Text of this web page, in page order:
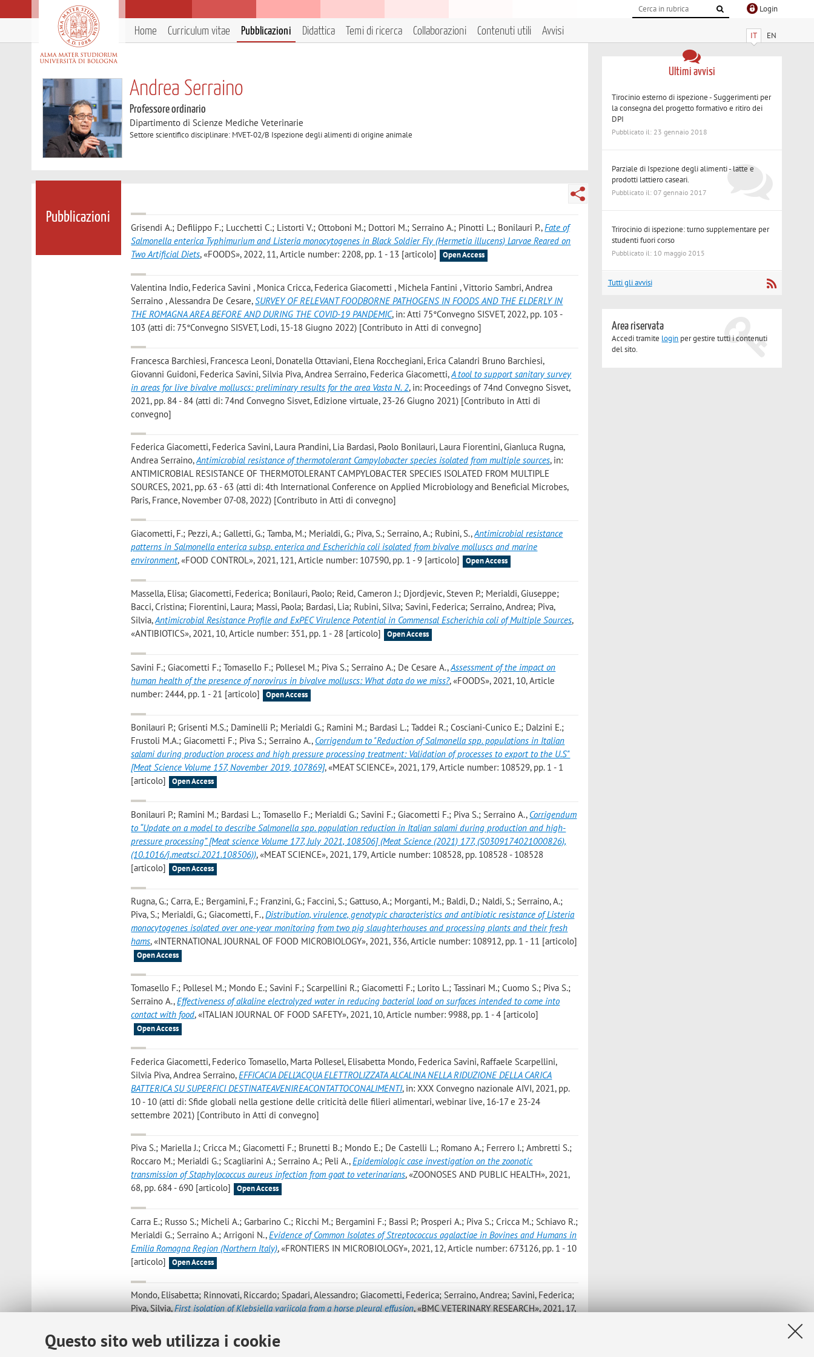
Questo sito web utilizza i cookie
Login
IT EN
Home Curriculum vitae Pubblicazioni Didattica Temi di ricerca Collaborazioni Contenuti utili Avvisi
Andrea Serraino
Professore ordinario
Dipartimento di Scienze Mediche Veterinarie
Settore scientifico disciplinare: MVET-02/B Ispezione degli alimenti di origine animale
Pubblicazioni
Grisendi A.; Defilippo F.; Lucchetti C.; Listorti V.; Ottoboni M.; Dottori M.; Serraino A.; Pinotti L.; Bonilauri P.,Fate of
Salmonella enterica Typhimurium and Listeria monocytogenes in Black Soldier Fly (Hermetia illucens) Larvae Reared on
Two Artificial Diets, «FOODS», 2022, 11, Article number: 2208, pp. 1 - 13 [articolo] Open Access
Valentina Indio, Federica Savini , Monica Cricca, Federica Giacometti , Michela Fantini , Vittorio Sambri, Andrea
Serraino , Alessandra De Cesare,SURVEY OF RELEVANT FOODBORNE PATHOGENS IN FOODS AND THE ELDERLY IN
THE ROMAGNA AREA BEFORE AND DURING THE COVID-19 PANDEMIC, in: Atti 75°Convegno SISVET, 2022, pp. 103 -
103 (atti di: 75°Convegno SISVET, Lodi, 15-18 Giugno 2022) [Contributo in Atti di convegno]
Francesca Barchiesi, Francesca Leoni, Donatella Ottaviani, Elena Rocchegiani, Erica Calandri Bruno Barchiesi,
Giovanni Guidoni, Federica Savini, Silvia Piva, Andrea Serraino, Federica Giacometti,A tool to support sanitary survey
in areas for live bivalve molluscs: preliminary results for the area Vasta N. 2, in: Proceedings of 74nd Convegno Sisvet,
2021, pp. 84 - 84 (atti di: 74nd Convegno Sisvet, Edizione virtuale, 23-26 Giugno 2021) [Contributo in Atti di
convegno]
Federica Giacometti, Federica Savini, Laura Prandini, Lia Bardasi, Paolo Bonilauri, Laura Fiorentini, Gianluca Rugna,
Andrea Serraino,Antimicrobial resistance of thermotolerant Campylobacter species isolated from multiple sources, in:
ANTIMICROBIAL RESISTANCE OF THERMOTOLERANT CAMPYLOBACTER SPECIES ISOLATED FROM MULTIPLE
SOURCES, 2021, pp. 63 - 63 (atti di: 4th International Conference on Applied Microbiology and Beneficial Microbes,
Paris, France, November 07-08, 2022) [Contributo in Atti di convegno]
Giacometti, F.; Pezzi, A.; Galletti, G.; Tamba, M.; Merialdi, G.; Piva, S.; Serraino, A.; Rubini, S.,Antimicrobial resistance
patterns in Salmonella enterica subsp. enterica and Escherichia coli isolated from bivalve molluscs and marine
environment, «FOOD CONTROL», 2021, 121, Article number: 107590, pp. 1 - 9 [articolo] Open Access
Massella, Elisa; Giacometti, Federica; Bonilauri, Paolo; Reid, Cameron J.; Djordjevic, Steven P.; Merialdi, Giuseppe;
Bacci, Cristina; Fiorentini, Laura; Massi, Paola; Bardasi, Lia; Rubini, Silva; Savini, Federica; Serraino, Andrea; Piva,
Silvia,Antimicrobial Resistance Profile and ExPEC Virulence Potential in Commensal Escherichia coli of Multiple Sources,
«ANTIBIOTICS», 2021, 10, Article number: 351, pp. 1 - 28 [articolo]
Open Access
Savini F.; Giacometti F.; Tomasello F.; Pollesel M.; Piva S.; Serraino A.; De Cesare A.,Assessment of the impact on
human health of the presence of norovirus in bivalve molluscs: What data do we miss?, «FOODS», 2021, 10, Article
number: 2444, pp. 1 - 21 [articolo]
Open Access
Bonilauri P.; Grisenti M.S.; Daminelli P.; Merialdi G.; Ramini M.; Bardasi L.; Taddei R.; Cosciani-Cunico E.; Dalzini E.;
Frustoli M.A.; Giacometti F.; Piva S.; Serraino A., Corrigendum to "Reduction of Salmonella spp. populations in Italian
salami during production process and high pressure processing treatment: Validation of processes to export to the U.S"
[Meat Science Volume 157, November 2019, 107869], «MEAT SCIENCE», 2021, 179, Article number: 108529, pp. 1 - 1
[articolo]
Open Access
Bonilauri P.; Ramini M.; Bardasi L.; Tomasello F.; Merialdi G.; Savini F.; Giacometti F.; Piva S.; Serraino A., Corrigendum
to “Update on a model to describe Salmonella spp. population reduction in Italian salami during production and high-
pressure processing” [Meat science Volume 177, July 2021, 108506] (Meat Science (2021) 177, (S0309174021000826),
(10.1016/j.meatsci.2021.108506)), «MEAT SCIENCE», 2021, 179, Article number: 108528, pp. 108528 - 108528
[articolo]
Open Access
Rugna, G.; Carra, E.; Bergamini, F.; Franzini, G.; Faccini, S.; Gattuso, A.; Morganti, M.; Baldi, D.; Naldi, S.; Serraino, A.;
Piva, S.; Merialdi, G.; Giacometti, F.,Distribution, virulence, genotypic characteristics and antibiotic resistance of Listeria
monocytogenes isolated over one-year monitoring from two pig slaughterhouses and processing plants and their fresh
hams, «INTERNATIONAL JOURNAL OF FOOD MICROBIOLOGY», 2021, 336, Article number: 108912, pp. 1 - 11 [articolo]
Open Access
Tomasello F.; Pollesel M.; Mondo E.; Savini F.; Scarpellini R.; Giacometti F.; Lorito L.; Tassinari M.; Cuomo S.; Piva S.;
Serraino A.,Effectiveness of alkaline electrolyzed water in reducing bacterial load on surfaces intended to come into
contact with food, «ITALIAN JOURNAL OF FOOD SAFETY», 2021, 10, Article number: 9988, pp. 1 - 4 [articolo]
Open Access
Federica Giacometti, Federico Tomasello, Marta Pollesel, Elisabetta Mondo, Federica Savini, Raffaele Scarpellini,
Silvia Piva, Andrea Serraino,EFFICACIA DELL’ACQUA ELETTROLIZZATA ALCALINA NELLA RIDUZIONE DELLA CARICA
BATTERICA SU SUPERFICI DESTINATEAVENIREACONTATTOCONALIMENTI, in: XXX Convegno nazionale AIVI, 2021, pp.
10 - 10 (atti di: Sfide globali nella gestione delle criticità delle filieri alimentari, webinar live, 16-17 e 23-24
settembre 2021) [Contributo in Atti di convegno]
Piva S.; Mariella J.; Cricca M.; Giacometti F.; Brunetti B.; Mondo E.; De Castelli L.; Romano A.; Ferrero I.; Ambretti S.;
Roccaro M.; Merialdi G.; Scagliarini A.; Serraino A.; Peli A.,Epidemiologic case investigation on the zoonotic
transmission of Staphylococcus aureus infection from goat to veterinarians, «ZOONOSES AND PUBLIC HEALTH», 2021,
68, pp. 684 - 690 [articolo]
Open Access
Carra E.; Russo S.; Micheli A.; Garbarino C.; Ricchi M.; Bergamini F.; Bassi P.; Prosperi A.; Piva S.; Cricca M.; Schiavo R.;
Merialdi G.; Serraino A.; Arrigoni N.,Evidence of Common Isolates of Streptococcus agalactiae in Bovines and Humans in
Emilia Romagna Region (Northern Italy), «FRONTIERS IN MICROBIOLOGY», 2021, 12, Article number: 673126, pp. 1 - 10
[articolo]
Open Access
Mondo, Elisabetta; Rinnovati, Riccardo; Spadari, Alessandro; Giacometti, Federica; Serraino, Andrea; Savini, Federica;
Piva, Silvia,First isolation of Klebsiella variicola from a horse pleural effusion, «BMC VETERINARY RESEARCH», 2021, 17,
Ultimi avvisi
Tirocinio esterno di ispezione - Suggerimenti per
la consegna del progetto formativo e ritiro dei
DPI
Pubblicato il: 23 gennaio 2018
Parziale di Ispezione degli alimenti - latte e
prodotti lattiero caseari.
Pubblicato il: 07 gennaio 2017
Trirocinio di ispezione: turno supplementare per
studenti fuori corso
Pubblicato il: 10 maggio 2015
Tutti gli avvisi
Area riservata
Accedi tramite login per gestire tutti i contenuti
del sito.